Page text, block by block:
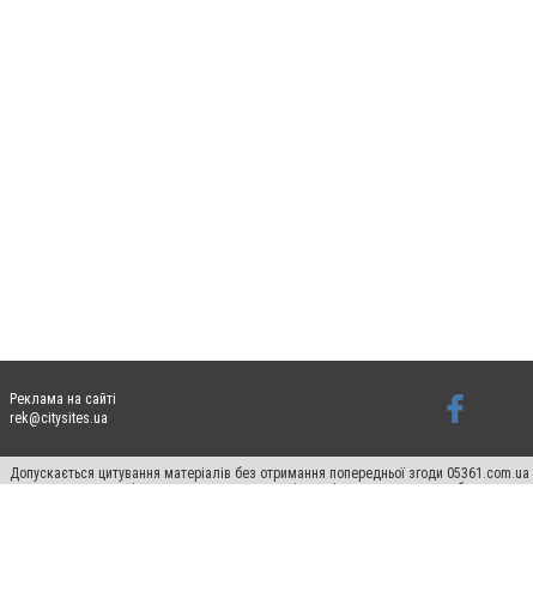
Реклама на сайті
rek@citysites.ua
Допускається цитування матеріалів без отримання попередньої згоди
пошукових систем гіперпосилання на цитовані статті не нижче другого абзацу в